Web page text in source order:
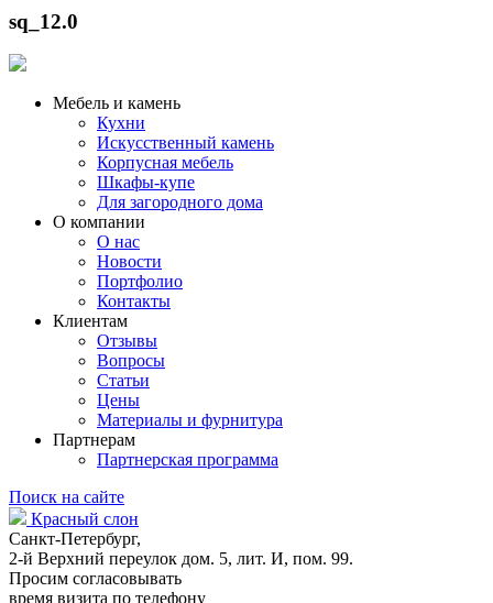
sq_12.0
Мебель и камень
Кухни
Искусственный камень
Корпусная мебель
Шкафы-купе
Для загородного дома
О компании
О нас
Новости
Портфолио
Контакты
Клиентам
Отзывы
Вопросы
Статьи
Цены
Материалы и фурнитура
Партнерам
Партнерская программа
Поиск на сайте
Красный слон
Санкт-Петербург,
2-й Верхний переулок дом. 5, лит. И, пом. 99.
Просим согласовывать
время визита по телефону